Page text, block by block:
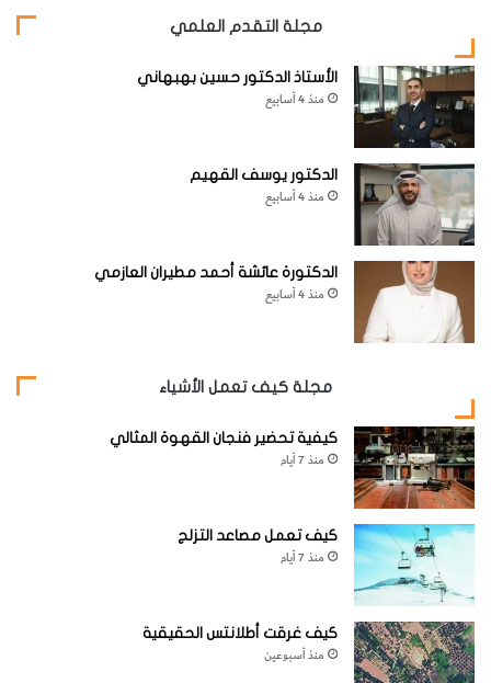
مجلة التقدم العلمي
الأستاذ الدكتور حسين بهبهاني
منذ 4 أسابيع
الدكتور يوسف القهيم
منذ 4 أسابيع
الدكتورة عائشة أحمد مطيران العازمي
منذ 4 أسابيع
مجلة كيف تعمل الأشياء
كيفية تحضير فنجان القهوة المثالي
منذ 7 أيام
كيف تعمل مصاعد التزلج
منذ 7 أيام
كيف غرقت أطلانتس الحقيقية
منذ أسبوعين